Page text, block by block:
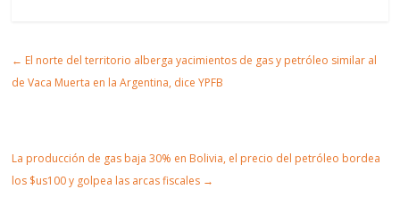
ulo
← El norte del territorio alberga yacimientos de gas y petróleo similar al
de Vaca Muerta en la Argentina, dice YPFB
La producción de gas baja 30% en Bolivia, el precio del petróleo bordea
los $us100 y golpea las arcas fiscales →